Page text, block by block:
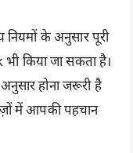
नियमों के अनुसार पूरी
किया जा सकता है।
होना जरूरी है
में आपकी पहचान